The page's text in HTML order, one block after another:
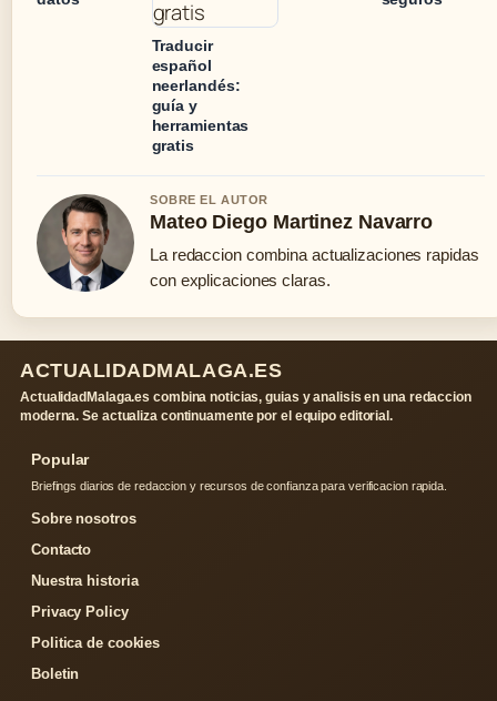
Traducir
español
neerlandés:
guía y
herramientas
gratis
SOBRE EL AUTOR
Mateo Diego Martinez Navarro
La redaccion combina actualizaciones rapidas
con explicaciones claras.
ACTUALIDADMALAGA.ES
ActualidadMalaga.es combina noticias, guias y analisis en una redaccion
moderna. Se actualiza continuamente por el equipo editorial.
Popular
Briefings diarios de redaccion y recursos de confianza para verificacion rapida.
Sobre nosotros
Contacto
Nuestra historia
Privacy Policy
Politica de cookies
Boletin